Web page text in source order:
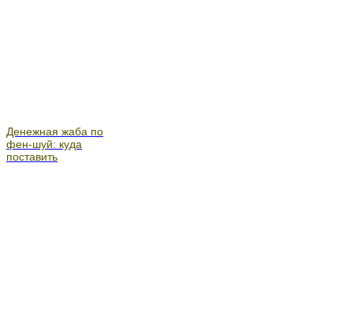
Денежная жаба по
фен-шуй: куда
поставить